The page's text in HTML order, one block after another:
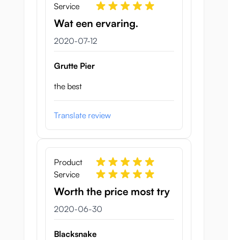
Service
Wat een ervaring.
12 juli 2020
2020-07-12
Grutte Pier
the best
Translate review
Product
Service
Worth the price most try
30 juni 2020
2020-06-30
Blacksnake